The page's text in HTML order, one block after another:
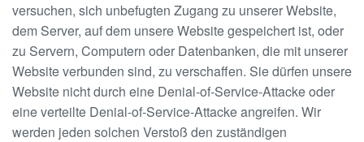
versuchen, sich unbefugten Zugang zu unserer Website,
dem Server, auf dem unsere Website gespeichert ist, oder
zu Servern, Computern oder Datenbanken, die mit unserer
Website verbunden sind, zu verschaffen. Sie dürfen unsere
Website nicht durch eine Denial-of-Service-Attacke oder
eine verteilte Denial-of-Service-Attacke angreifen. Wir
werden jeden solchen Verstoß den zuständigen